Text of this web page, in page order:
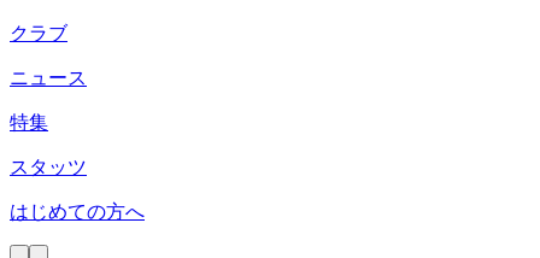
クラブ
ニュース
特集
スタッツ
はじめての方へ